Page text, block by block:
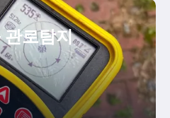
로탐지